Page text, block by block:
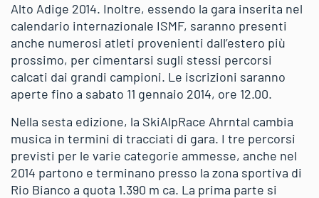
Alto Adige 2014. Inoltre, essendo la gara inserita nel
calendario internazionale ISMF, saranno presenti
anche numerosi atleti provenienti dall’estero più
prossimo, per cimentarsi sugli stessi percorsi
calcati dai grandi campioni. Le iscrizioni saranno
aperte fino a sabato 11 gennaio 2014, ore 12.00.
Nella sesta edizione, la SkiAlpRace Ahrntal cambia
musica in termini di tracciati di gara. I tre percorsi
previsti per le varie categorie ammesse, anche nel
2014 partono e terminano presso la zona sportiva di
Rio Bianco a quota 1.390 m ca. La prima parte si